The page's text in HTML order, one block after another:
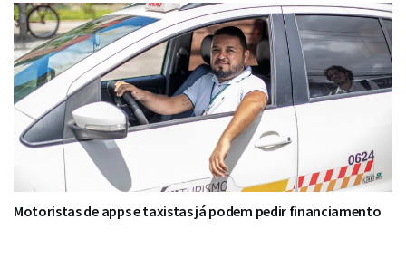
Motoristas de apps e taxistas já podem pedir financiamento